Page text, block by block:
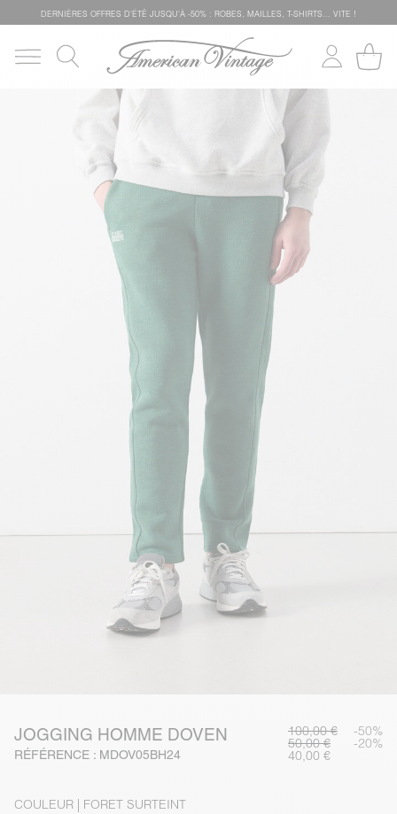
DERNIÈRES OFFRES D'ÉTÊ JUSQU'À -50% : ROBES, MAILLES, T-SHIRTS... VITE !
JOGGING HOMME DOVEN
RÉFÉRENCE : MDOV05BH24
100,00 € -50%
50,00 € -20%
40,00 €
COULEUR | FORET SURTEINT